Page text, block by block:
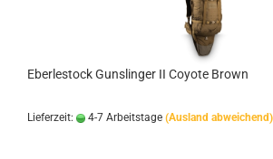
Eberlestock Gunslinger II Coyote Brown
Lieferzeit: 4-7 Arbeitstage (Ausland abweichend)